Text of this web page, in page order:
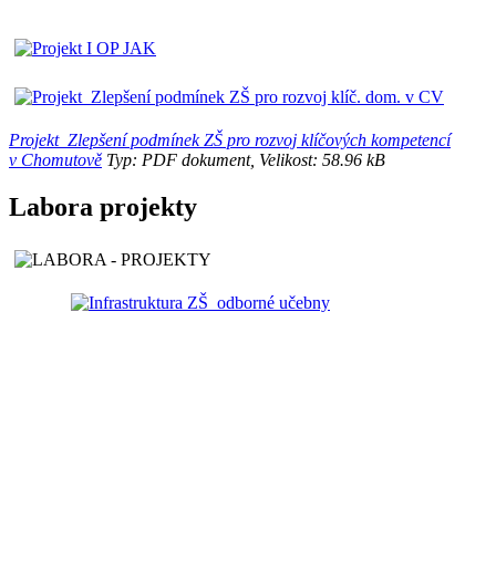
Projekt_Zlepšení podmínek ZŠ pro rozvoj klíčových kompetencí
v Chomutově Typ: PDF dokument, Velikost: 58.96 kB
Labora projekty